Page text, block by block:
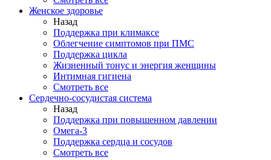
Женское здоровье
Назад
Поддержка при климаксе
Облегчение симптомов при ПМС
Поддержка цикла
Жизненный тонус и энергия женщины
Интимная гигиена
Смотреть все
Сердечно-сосудистая система
Назад
Поддержка при повышенном давлении
Омега-3
Поддержка сердца и сосудов
Смотреть все